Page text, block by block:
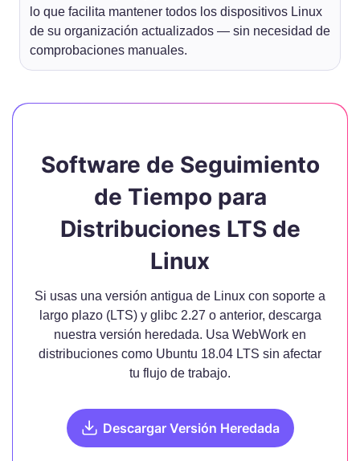
lo que facilita mantener todos los dispositivos Linux
de su organización actualizados — sin necesidad de
comprobaciones manuales.
Software de Seguimiento
de Tiempo para
Distribuciones LTS de
Linux
Si usas una versión antigua de Linux con soporte a
largo plazo (LTS) y glibc 2.27 o anterior, descarga
nuestra versión heredada. Usa WebWork en
distribuciones como Ubuntu 18.04 LTS sin afectar
tu flujo de trabajo.
Descargar Versión Heredada